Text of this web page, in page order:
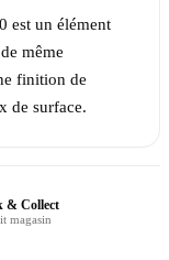
est un élément
même
finition de
de surface.
& Collect
magasin